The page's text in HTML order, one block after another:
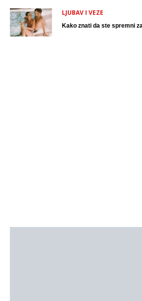
LJUBAV I VEZE
Kako znati da ste spremni